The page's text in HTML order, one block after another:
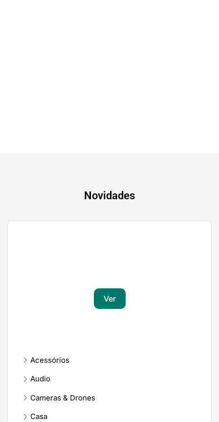
Novidades
Ver
Acessórios
Audio
Cameras & Drones
Casa